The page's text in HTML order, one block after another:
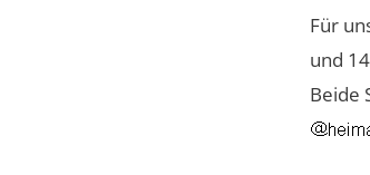
Für
und
Beide